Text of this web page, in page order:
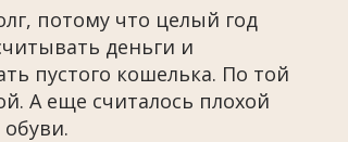
потому что целый год
деньги и
пустого кошелька. По той
А еще считалось плохой